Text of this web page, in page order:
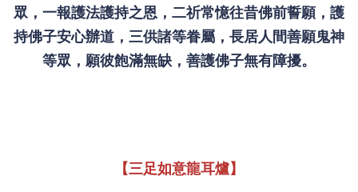
眾，一報護法護持之恩，二祈常憶往昔佛前誓願，護
持佛子安心辦道，三供諸等眷屬，長居人間善願鬼神
等眾，願彼飽滿無缺，善護佛子無有障擾。
【三足如意龍耳爐】